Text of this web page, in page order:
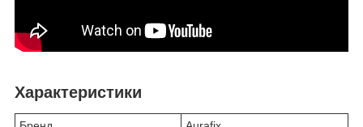
Характеристики